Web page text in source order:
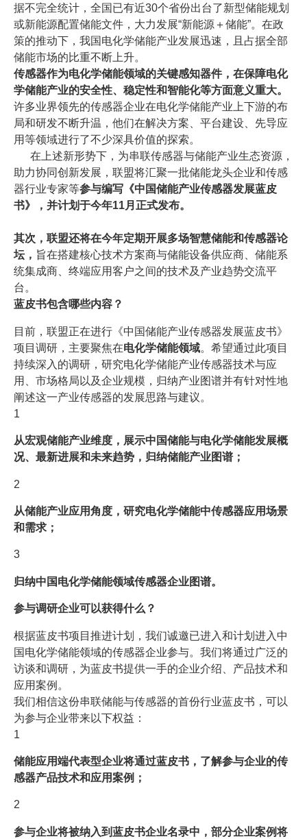
据不完全统计，全国已有近30个省份出台了新型储能规划
或新能源配置储能文件，大力发展“新能源＋储能”。在政
策的推动下，我国电化学储能产业发展迅速，且占据全部
储能市场的比重不断上升。
传感器作为电化学储能领域的关键感知器件，在保障电化
学储能产业的安全性、稳定性和智能化等方面意义重大。
许多业界领先的传感器企业在电化学储能产业上下游的布
局和研发不断升温，他们在解决方案、平台建设、先导应
用等领域进行了不少深具价值的探索。
在上述新形势下，为串联传感器与储能产业生态资源，
助力协同创新发展，联盟将汇聚一批储能龙头企业和传感
器行业专家等参与编写《中国储能产业传感器发展蓝皮
书》，并计划于今年11月正式发布。
其次，联盟还将在今年定期开展多场智慧储能和传感器论
坛， 旨在搭建核心技术方案商与储能设备供应商、储能系
统集成商、终端应用客户之间的技术及产业趋势交流平
台。
蓝皮书包含哪些内容？
目前，联盟正在进行《中国储能产业传感器发展蓝皮书》
项目调研，主要聚焦在电化学储能领域。希望通过此项目
持续深入的调研，研究电化学储能产业传感器技术与应
用、市场格局以及企业规模，归纳产业图谱并有针对性地
阐述这一产业传感器的发展思路与建议。
1
从宏观储能产业维度，展示中国储能与电化学储能发展概
况、最新进展和未来趋势，归纳储能产业图谱；
2
从储能产业应用角度，研究电化学储能中传感器应用场景
和需求；
3
归纳中国电化学储能领域传感器企业图谱。
参与调研企业可以获得什么？
根据蓝皮书项目推进计划，我们诚邀已进入和计划进入中
国电化学储能领域的传感器企业参与。我们将通过广泛的
访谈和调研，为蓝皮书提供一手的企业介绍、产品技术和
应用案例。
我们相信这份串联储能与传感器的首份行业蓝皮书，可以
为参与企业带来以下权益：
1
储能应用端代表型企业将通过蓝皮书，了解参与企业的传
感器产品技术和应用案例；
2
参与企业将被纳入到蓝皮书企业名录中，部分企业案例将